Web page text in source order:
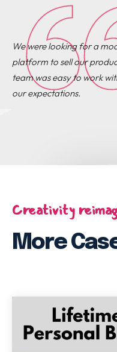
We were looking for a
platform to sell our
team was easy to work
our expectations.
Creativity
More